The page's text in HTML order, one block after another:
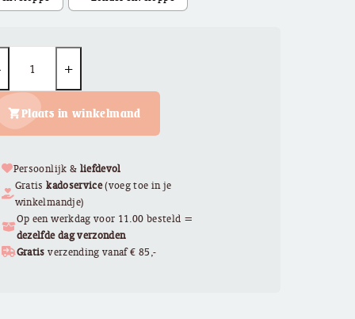
Plaats in winkelmand
Persoonlijk & liefdevol
Gratiskadoservice(voeg toe in je
winkelmandje)
Op een werkdag voor 11.00 besteld =
dezelfde dag verzonden
Gratis verzending vanaf € 85,-